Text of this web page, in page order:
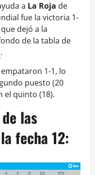
a La Roja de
fue la victoria 1-
dejó a la
de la tabla de
.
empataron 1-1, lo
puesto (20
el quinto (18).
las
fecha 12: